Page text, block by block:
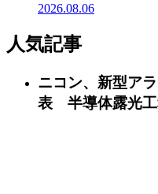
2026.08.06
人気記事
ニコン、新型ア
表 半導体露光工